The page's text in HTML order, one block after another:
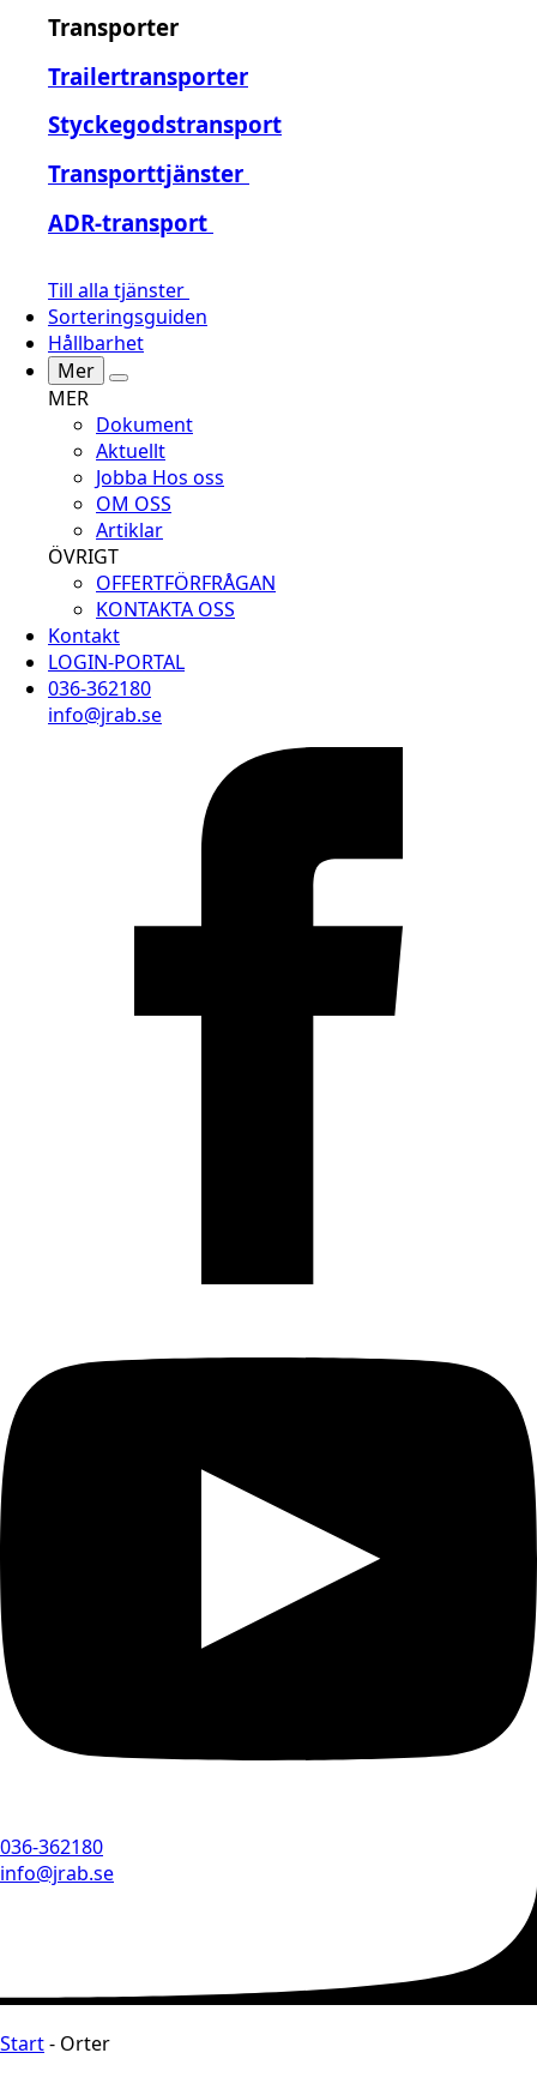
Transporter
Trailertransporter
Styckegodstransport
Transporttjänster
ADR-transport
Till alla tjänster
Sorteringsguiden
Hållbarhet
Mer
MER
Dokument
Aktuellt
Jobba Hos oss
OM OSS
Artiklar
ÖVRIGT
OFFERTFÖRFRÅGAN
KONTAKTA OSS
Kontakt
LOGIN-PORTAL
036-362180
info@jrab.se
036-362180
info@jrab.se
Start- Orter